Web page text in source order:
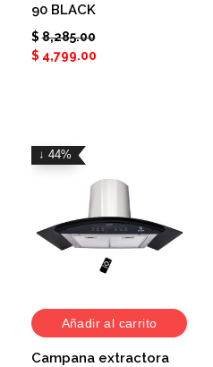
90 BLACK
$ 8,285.00
$ 4,799.00
↓ 44%
Añadir al carrito
Campana extractora